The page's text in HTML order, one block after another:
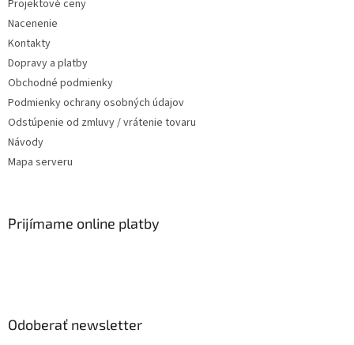
Projektové ceny
Nacenenie
Kontakty
Dopravy a platby
Obchodné podmienky
Podmienky ochrany osobných údajov
Odstúpenie od zmluvy / vrátenie tovaru
Návody
Mapa serveru
Prijímame online platby
Odoberať newsletter